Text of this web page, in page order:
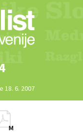
18. 6. 2007